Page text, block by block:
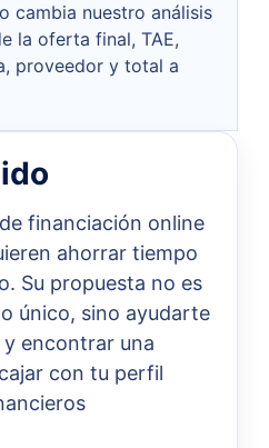
cambia nuestro análisis
la oferta final, TAE,
proveedor y total a
financiación online
ahorrar tiempo
Su propuesta no es
único, sino ayudarte
encontrar una
con tu perfil